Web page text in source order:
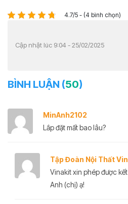
4.7/5 - (4 bình chọn)
Cập nhật lúc 9:04 - 25/02/2025
BÌNH LUẬN (50)
MinAnh2102
Lắp đặt mất bao lâu?
Tập Đoàn Nội Thất
Vinakit xin phép được
Anh (chị) ạ!